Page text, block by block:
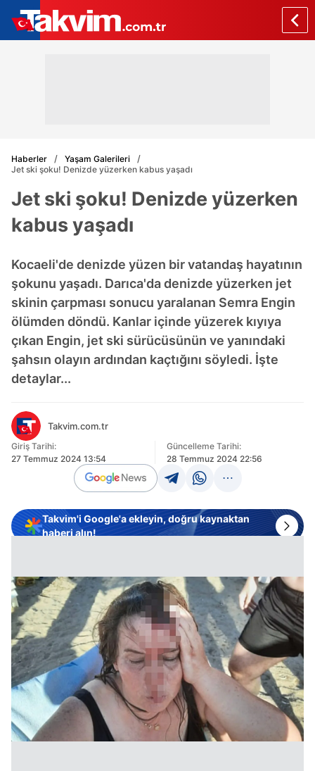
Haberler
Yaşam Galerileri
Jet ski şoku! Denizde yüzerken kabus yaşadı
Jet ski şoku! Denizde yüzerken
kabus yaşadı
Kocaeli'de denizde yüzen bir vatandaş hayatının
şokunu yaşadı. Darıca'da denizde yüzerken jet
skinin çarpması sonucu yaralanan Semra Engin
ölümden döndü. Kanlar içinde yüzerek kıyıya
çıkan Engin, jet ski sürücüsünün ve yanındaki
şahsın olayın ardından kaçtığını söyledi. İşte
detaylar...
Takvim.com.tr
Giriş Tarihi:
27 Temmuz 2024 13:54
Güncelleme Tarihi:
28 Temmuz 2024 22:56
Takvim'i Google'a ekleyin, doğru kaynaktan
haberi alın!